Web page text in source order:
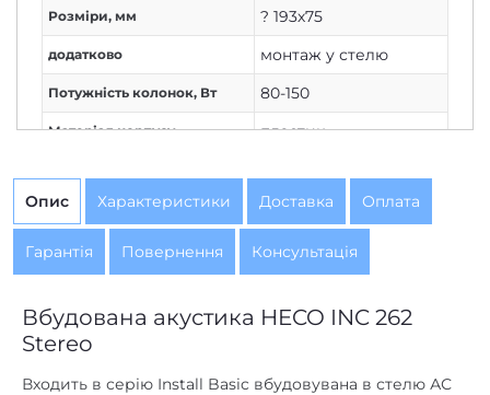
Розміри, мм ? 193х75
додатково монтаж у стелю
Потужність колонок, Вт 80-150
Матеріал корпусу пластик
Чутливість, дБ/Вт/м 90
Фазоінвертор немає
Опис Характеристики Доставка Оплата
Гарантія Повернення Консультація
Вбудована акустика HECO INC 262
Stereo
Входить в серію Install Basic вбудовувана в стелю АС